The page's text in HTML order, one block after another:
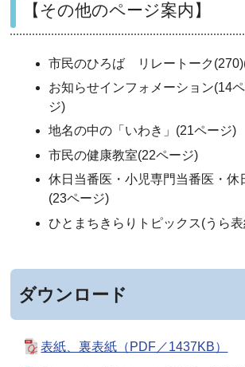
【その他のページ案内】
市民のひろば リレートーク
お知らせインフォメーション(14
ジ)
地名の中の「いわき」(21ページ)
市民の健康教室(22ページ)
休日当番医・小児専門当番医・休
(23ページ)
ひとまちきらりトピックス(うら
ダウンロード
表紙、裏表紙（PDF／1437KB）